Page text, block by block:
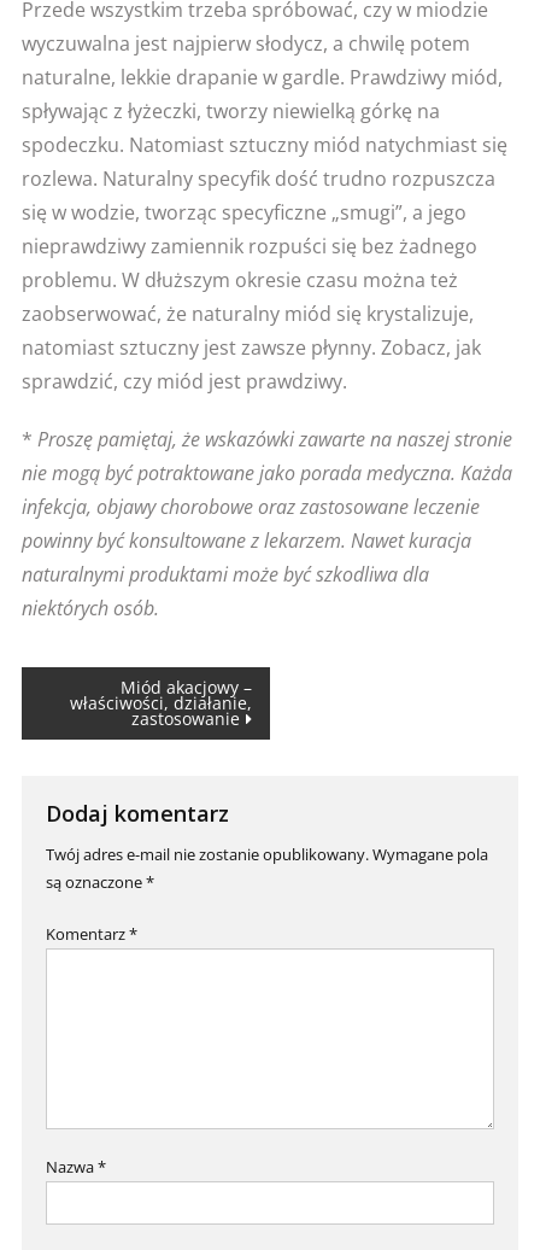
Przede wszystkim trzeba spróbować, czy w miodzie
wyczuwalna jest najpierw słodycz, a chwilę potem
naturalne, lekkie drapanie w gardle. Prawdziwy miód,
spływając z łyżeczki, tworzy niewielką górkę na
spodeczku. Natomiast sztuczny miód natychmiast się
rozlewa. Naturalny specyfik dość trudno rozpuszcza
się w wodzie, tworząc specyficzne „smugi”, a jego
nieprawdziwy zamiennik rozpuści się bez żadnego
problemu. W dłuższym okresie czasu można też
zaobserwować, że naturalny miód się krystalizuje,
natomiast sztuczny jest zawsze płynny. Zobacz, jak
sprawdzić, czy miód jest prawdziwy.
* Proszę pamiętaj, że wskazówki zawarte na naszej stronie
nie mogą być potraktowane jako porada medyczna. Każda
infekcja, objawy chorobowe oraz zastosowane leczenie
powinny być konsultowane z lekarzem. Nawet kuracja
naturalnymi produktami może być szkodliwa dla
niektórych osób.
Nawigacja
wpisu
Miód akacjowy –
właściwości, działanie,
zastosowanie
Dodaj komentarz
Twój adres e-mail nie zostanie opublikowany.Wymagane pola
są oznaczone*
Komentarz*
Nazwa*